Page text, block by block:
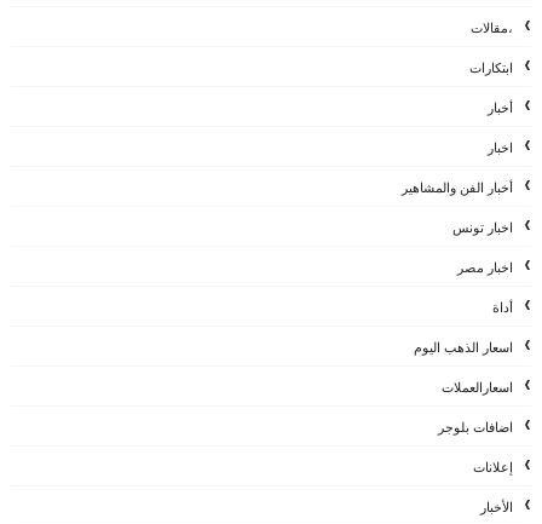
،مقالات
ابتكارات
أخبار
اخبار
أخبار الفن والمشاهير
اخبار تونس
اخبار مصر
أداة
اسعار الذهب اليوم
اسعارالعملات
اضافات بلوجر
إعلانات
الأخبار